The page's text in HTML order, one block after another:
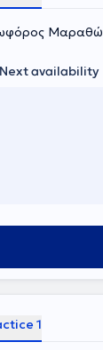
Next availability
1